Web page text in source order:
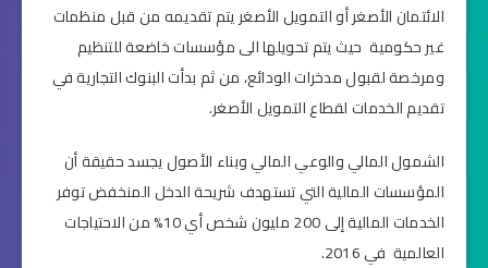
الائتمان الأصغر أو التمويل الأصغر يتم تقديمه من قبل منظمات
غير حكومية حيث يتم تحويلها الى مؤسسات خاضعة للتنظيم
ومرخصة لقبول مدخرات الودائع، من ثم بدأت البنوك التجارية في
تقديم الخدمات لقطاع التمويل الأصغر.
الشمول المالي والوعي المالي وبناء الأصول يجسد حقيقة أن
المؤسسات المالية التي تستهدف شريحة الدخل المنخفض توفر
الخدمات المالية إلى 200 مليون شخص أي 10% من الاحتياجات
العالمية في 2016.